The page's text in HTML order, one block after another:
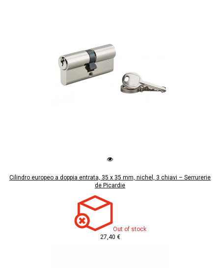
Cilindro europeo a doppia entrata, 35 x 35 mm, nichel, 3 chiavi – Serrurerie
de Picardie
Out of stock
27,40 €